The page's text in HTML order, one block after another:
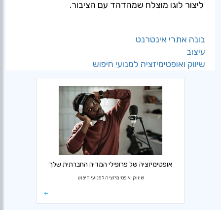
ליצור לוגו מוצלח שמהדהד עם הציבור.
בונה אתרי אינטרנט
עיצוב
שיווק ואופטימיזציה למנועי חיפוש
אופטימיזציה של פרופילי המדיה החברתית שלך
שיווק ואופטימיזציה למנועי חיפוש